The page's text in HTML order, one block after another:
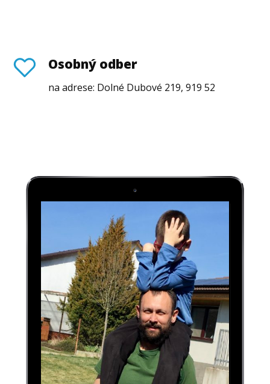
Osobný odber
na adrese: Dolné Dubové 219, 919 52